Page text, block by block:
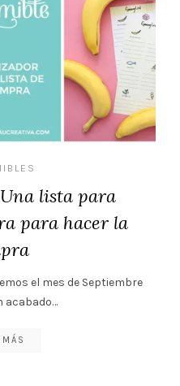
lista para
para hacer la
el mes de Septiembre
acabado…
MÁS